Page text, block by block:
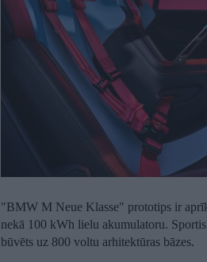
"BMW M Neue Klasse" prototips ir
nekā 100 kWh lielu akumulatoru.
būvēts uz 800 voltu arhitektūras bāzes.